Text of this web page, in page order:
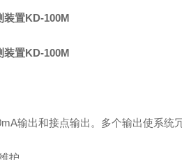
装置KD-100M
装置KD-100M
输出和接点输出。多个输出使系统
护。